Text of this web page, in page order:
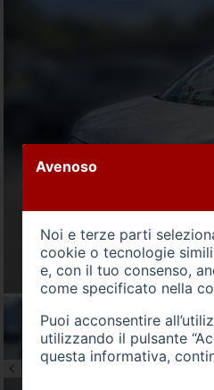
Avenoso
Noi e terze parti
cookie o tecnologie
e, con il tuo consenso,
come specificato nella
Puoi acconsentire
utilizzando il pulsante
questa informativa,